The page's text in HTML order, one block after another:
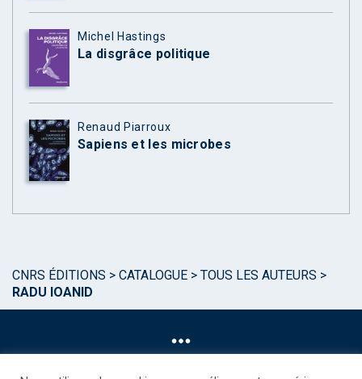
Michel Hastings
La disgrâce politique
Renaud Piarroux
Sapiens et les microbes
CNRS ÉDITIONS > CATALOGUE > TOUS LES AUTEURS >
RADU IOANID